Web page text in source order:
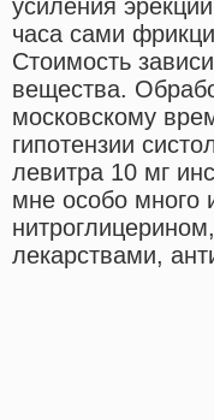
усиления
часа сами
Стоимость
вещества.
московскому
гипотензии
левитра 10 мг
мне особо много
лекарствами,